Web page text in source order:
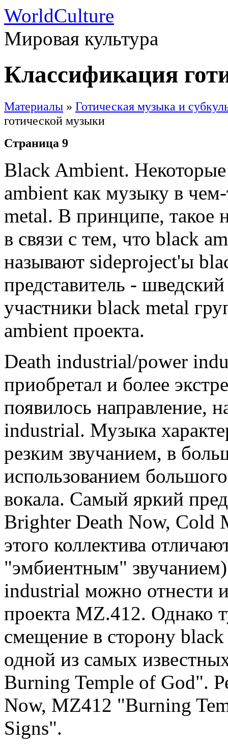
WorldCulture
Мировая культура
Классификация
Материалы » Готическая музыка и
готической музыки
Страница 9
Black Ambient.
ambient как музыку в
metal. В принципе, такое
в связи с тем, что black
называют sideproject'ы
представитель -
участники black metal
ambient проекта.
Death industrial/power
приобретал и более
появилось направление,
industrial. Музыка
резким звучанием, в
использованием
вокала. Самый яркий
Brighter Death Now, Cold
этого коллектива
"эмбиентным"
industrial можно отнести
проекта MZ.412. Однако
смещение в сторону black
одной из самых
Burning Temple of God".
Now, MZ412 "Burning
Signs".